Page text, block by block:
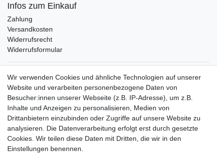
Infos zum Einkauf
Zahlung
Versandkosten
Widerrufsrecht
Widerrufsformular
Verpackungslizenz
bei der Landbell AG
Zahlungsarten
Vorabüberweisung
Rechnungskauf
Zahlung bei Abholung
PayPal (inkl. Kreditkarten)
Wir verwenden Cookies und ähnliche Technologien auf unserer
Website und verarbeiten personenbezogene Daten von
Besucher:innen unserer Webseite (z.B. IP-Adresse), um z.B.
Inhalte und Anzeigen zu personalisieren, Medien von
Drittanbietern einzubinden oder Zugriffe auf unsere Website zu
analysieren. Die Datenverarbeitung erfolgt erst durch gesetzte
Cookies. Wir teilen diese Daten mit Dritten, die wir in den
Einstellungen benennen.